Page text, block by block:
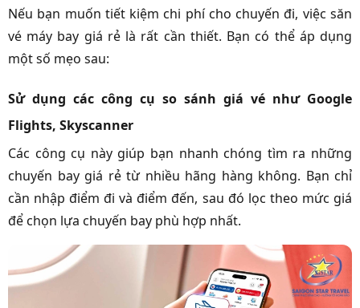
Nếu bạn muốn tiết kiệm chi phí cho chuyến đi, việc săn
vé máy bay giá rẻ là rất cần thiết. Bạn có thể áp dụng
một số mẹo sau:
Sử dụng các công cụ so sánh giá vé như Google
Flights, Skyscanner
Các công cụ này giúp bạn nhanh chóng tìm ra những
chuyến bay giá rẻ từ nhiều hãng hàng không. Bạn chỉ
cần nhập điểm đi và điểm đến, sau đó lọc theo mức giá
để chọn lựa chuyến bay phù hợp nhất.